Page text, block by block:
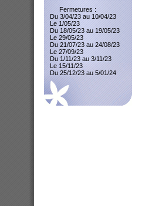
Fermetures :
Du 3/04/23 au 10/04/23
Le 1/05/23
Du 18/05/23 au 19/05/23
Le 29/05/23
Du 21/07/23 au 24/08/23
Le 27/09/23
Du 1/11/23 au 3/11/23
Le 15/11/23
Du 25/12/23 au 5/01/24